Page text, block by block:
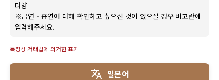
다양
※금연・흡연에 대해 확인하고 싶으신 것이 있으실 경우 비고란에
입력해주세요.
특정상 거래법에 의거한 표기
일본어